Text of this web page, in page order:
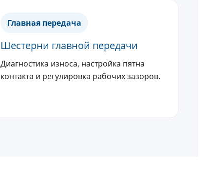
Главная передача
Шестерни главной передачи
Диагностика износа, настройка пятна
контакта и регулировка рабочих зазоров.